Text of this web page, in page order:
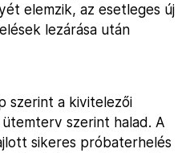
elemzik, az esetleges új
lezárása után
szerint a kivitelezői
szerint halad. A
sikeres próbaterhelés